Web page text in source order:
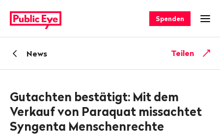
auf
publiceye.ch
Spenden
ZurückNews Teilen
Gutachten bestätigt: Mit dem
Verkauf von Paraquat missachtet
Syngenta Menschenrechte